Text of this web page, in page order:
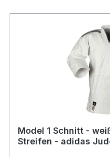
Model 1 Schnitt -
Streifen - adidas